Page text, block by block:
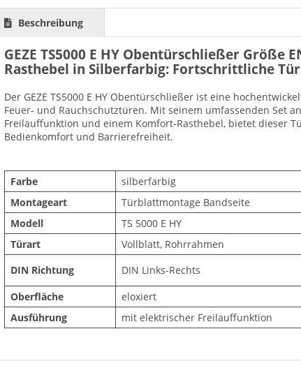
Beschreibung
GEZE TS5000 E HY Obentürschließer Größe
Rasthebel in Silberfarbig: Fortschrittliche
Der GEZE TS5000 E HY Obentürschließer ist eine
Feuer- und Rauchschutztüren. Mit seinem umfassenden Set
Freilauffunktion und einem Komfort-Rasthebel, bietet dieser
Bedienkomfort und Barrierefreiheit.
Farbe
silberfarbig
Montageart
Türblattmontage Bandseite
Modell
TS 5000 E HY
Türart
Vollblatt, Rohrrahmen
DIN Richtung
DIN Links-Rechts
Oberfläche
eloxiert
Ausführung
mit elektrischer Freilauffunktion